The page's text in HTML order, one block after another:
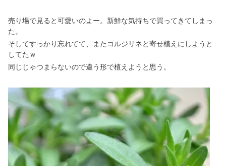
売り場で見ると可愛いのよー。新鮮な気持ちで買ってきてしまっ
た。
そしてすっかり忘れてて、またコルジリネと寄せ植えにしようと
してたｗ
同じじゃつまらないので違う形で植えようと思う。